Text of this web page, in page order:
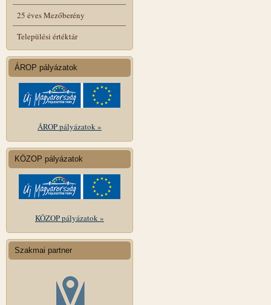
25 éves Mezőberény
Települési értéktár
ÁROP pályázatok
ÁROP pályázatok »
KÖZOP pályázatok
KÖZOP pályázatok »
Szakmai partner